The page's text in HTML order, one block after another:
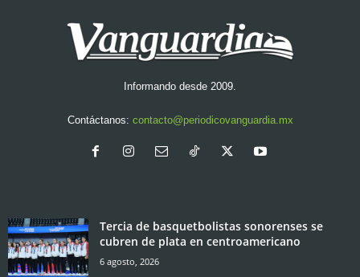
Informando desde 2009.
Contáctanos: contacto@periodicovanguardia.mx
Tercia de basquetbolistas sonorenses se
cubren de plata en centroamericano
6 agosto, 2026